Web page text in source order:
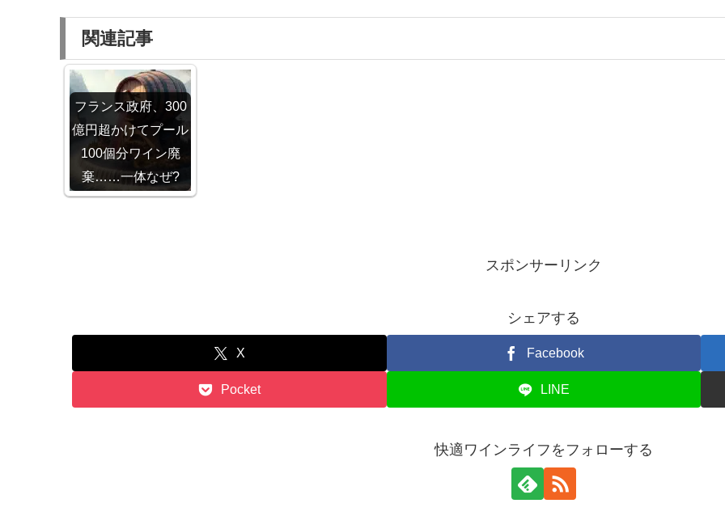
関連記事
フランス政府、300
億円超かけてプール
100個分ワイン廃
棄……一体なぜ?
スポンサーリンク
シェアする
X Facebook
Pocket LINE
快適ワインライフをフォローする